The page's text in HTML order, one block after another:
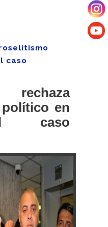
caso
en
caso